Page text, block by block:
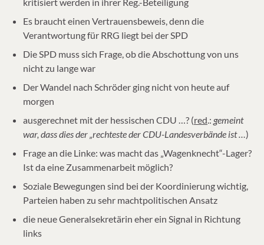
Es braucht einen Vertrauensbeweis, denn die
Verantwortung für RRG liegt bei der SPD
Die SPD muss sich Frage, ob die Abschottung von uns
nicht zu lange war
Der Wandel nach Schröder ging nicht von heute auf
morgen
ausgerechnet mit der hessischen CDU …? (red.: gemeint
war, dass dies der „rechteste der CDU-Landesverbände ist …)
Frage an die Linke: was macht das „Wagenknecht“-Lager?
Ist da eine Zusammenarbeit möglich?
Soziale Bewegungen sind bei der Koordinierung wichtig,
Parteien haben zu sehr machtpolitischen Ansatz
die neue Generalsekretärin eher ein Signal in Richtung
links